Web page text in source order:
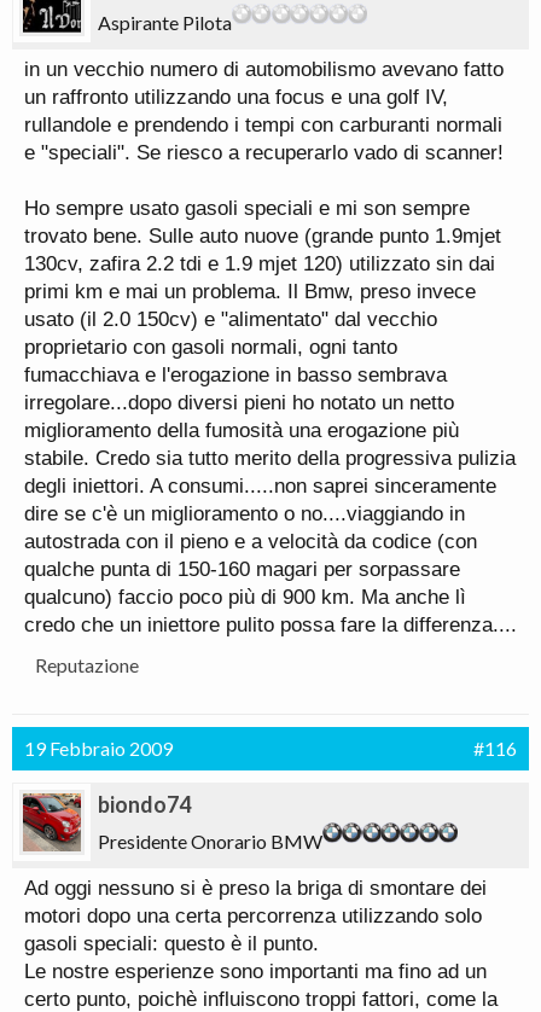
Aspirante Pilota
in un vecchio numero di automobilismo avevano fatto
un raffronto utilizzando una focus e una golf IV,
rullandole e prendendo i tempi con carburanti normali
e "speciali". Se riesco a recuperarlo vado di scanner!
Ho sempre usato gasoli speciali e mi son sempre
trovato bene. Sulle auto nuove (grande punto 1.9mjet
130cv, zafira 2.2 tdi e 1.9 mjet 120) utilizzato sin dai
primi km e mai un problema. Il Bmw, preso invece
usato (il 2.0 150cv) e "alimentato" dal vecchio
proprietario con gasoli normali, ogni tanto
fumacchiava e l'erogazione in basso sembrava
irregolare...dopo diversi pieni ho notato un netto
miglioramento della fumosità una erogazione più
stabile. Credo sia tutto merito della progressiva pulizia
degli iniettori. A consumi.....non saprei sinceramente
dire se c'è un miglioramento o no....viaggiando in
autostrada con il pieno e a velocità da codice (con
qualche punta di 150-160 magari per sorpassare
qualcuno) faccio poco più di 900 km. Ma anche lì
credo che un iniettore pulito possa fare la differenza....
Reputazione
19 Febbraio 2009 #116
biondo74
Presidente Onorario BMW
Ad oggi nessuno si è preso la briga di smontare dei
motori dopo una certa percorrenza utilizzando solo
gasoli speciali: questo è il punto.
Le nostre esperienze sono importanti ma fino ad un
certo punto, poichè influiscono troppi fattori, come la